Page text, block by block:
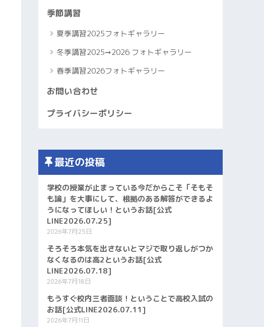
季節講習
夏季講習2025フォトギャラリー
冬季講習2025➞2026 フォトギャラリー
春季講習2026フォトギャラリー
お問い合わせ
プライバシーポリシー
最近の投稿
学校の授業が止まっている今だからこそ「そもそ
も論」を大事にして、根拠のある解答ができるよ
うになってほしい！というお話[公式
LINE2026.07.25]
2026年7月25日
そろそろ本気を出さないとマジで取り返しがつか
なくなるのは高2というお話[公式
LINE2026.07.18]
2026年7月18日
もうすぐ校内三者面談！ということで高校入試の
お話[公式LINE2026.07.11]
2026年7月11日